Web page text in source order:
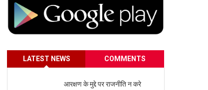
LATEST NEWS COMMENTS
आरक्षण के मुद्दे पर राजनीति न करे